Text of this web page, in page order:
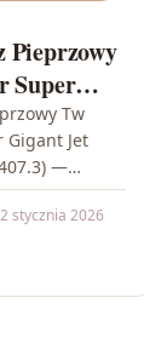
Pieprzowy
Super
Tw
Gigant Jet
—
w formie
Gdy
2 stycznia 2026